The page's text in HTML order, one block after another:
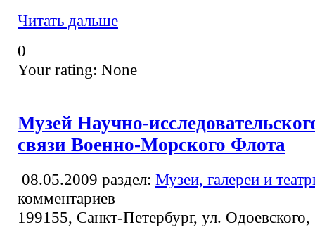
Читать дальше
0
Your rating: None
Музей Научно-
связи Военно-Морского Флота
08.05.2009 раздел: Музеи, галереи и
комментариев
199155, Санкт-Петербург, ул. Одоевского,